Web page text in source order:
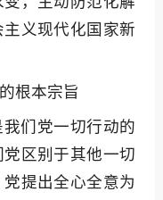
义现代化国家新
根本宗旨
们党一切行动的
区别于其他一切
提出全心全意为